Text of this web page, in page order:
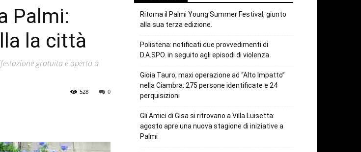
Palmi:
la città
gratuita e aperta a
0
528
Ritorna il Palmi Young Summer Festival, giunto
alla sua terza edizione.
Polistena: notificati due provvedimenti di
D.A.SPO. in seguito agli episodi di violenza
Gioia Tauro, maxi operazione ad “Alto Impatto”
nella Ciambra: 275 persone identificate e 24
perquisizioni
Gli Amici di Gisa si ritrovano a Villa Luisetta:
agosto apre una nuova stagione di iniziative a
Palmi